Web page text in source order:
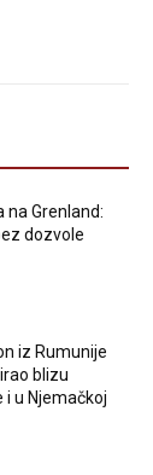
Grenland:
dozvole
iz Rumunije
blizu
i u Njemačkoj